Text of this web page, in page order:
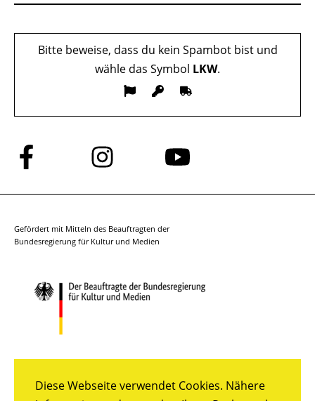
Diese Webseite verwendet Cookies. Nähere
Bitte beweise, dass du kein Spambot bist und
wähle das Symbol LKW.
Folge
uns
auf
Folge
uns
auf
Folge
auf
Gefördert mit Mitteln des Beauftragten der
Bundesregierung für Kultur und Medien